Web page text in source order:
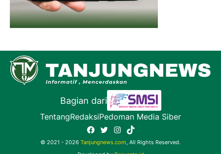
Bagian dari
TentangRedaksiPedoman Media Siber
Facebook
TwitterInstagram
TikTok
© 2021 - 2026 Tanjungnews.com, All Rights Reserved.